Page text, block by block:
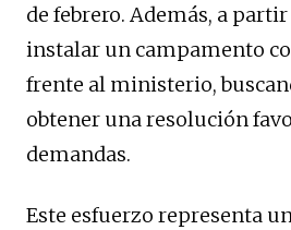
de febrero. Además, a
instalar un campamento
frente al ministerio,
obtener una resolución
demandas.
Este esfuerzo representa